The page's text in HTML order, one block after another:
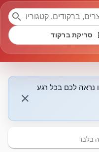
search
סריקת ברקוד
נראה לכם בכל רגע
close
בלבד